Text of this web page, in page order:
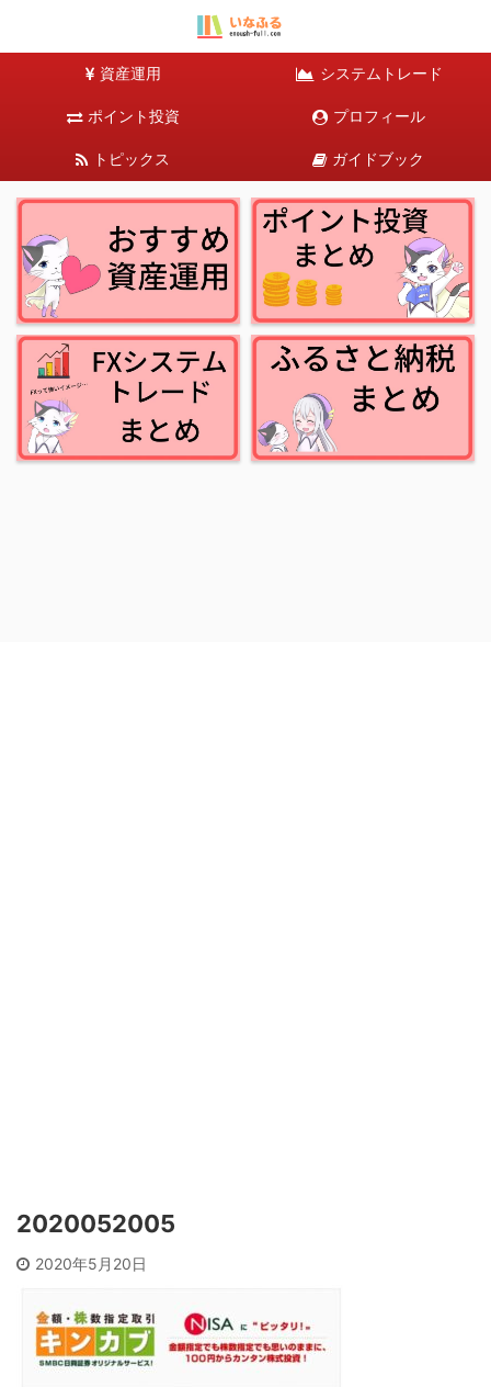
資産運用 システムトレード
ポイント投資 プロフィール
トピックス ガイドブック
2020052005
2020年5月20日